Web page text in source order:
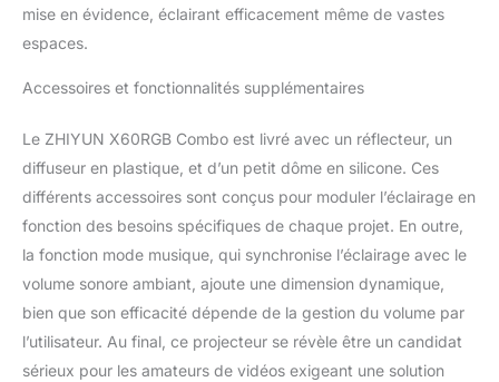
vidéo de si petite
fonctionner en raison
à pleine puissance 60W.
[ Modifiers Polyvalents ]
RGB lumiere video est
conçue pour offrir une
performance légère et
une polyvalence
espaces compacts.
Grâce à l'adaptateur de
ZY mount(non inclus), la
mise en évidence, éclairant efficacement même de vastes
espaces.
Accessoires et fonctionnalités supplémentaires
Le ZHIYUN X60RGB Combo est livré avec un réflecteur, un
diffuseur en plastique, et d’un petit dôme en silicone. Ces
différents accessoires sont conçus pour moduler l’éclairage en
fonction des besoins spécifiques de chaque projet. En outre,
la fonction mode musique, qui synchronise l’éclairage avec le
volume sonore ambiant, ajoute une dimension dynamique,
bien que son efficacité dépende de la gestion du volume par
l’utilisateur. Au final, ce projecteur se révèle être un candidat
sérieux pour les amateurs de vidéos exigeant une solution